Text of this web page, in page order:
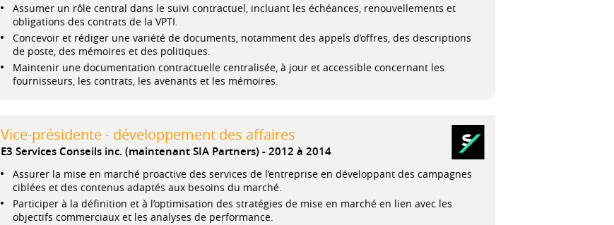
Assumer un rôle central dans le suivi contractuel, incluant les échéances, renouvellements et
obligations des contrats de la VPTI.
Concevoir et rédiger une variété de documents, notamment des appels d’offres, des descriptions
de poste, des mémoires et des politiques.
Maintenir une documentation contractuelle centralisée, à jour et accessible concernant les
fournisseurs, les contrats, les avenants et les mémoires.
Vice-présidente - développement des affaires
E3 Services Conseils inc. (maintenant SIA Partners) 2012 à 2014
Assurer la mise en marché proactive des services de l’entreprise en développant des campagnes
ciblées et des contenus adaptés aux besoins du marché.
Participer à la définition et à l’optimisation des stratégies de mise en marché en lien avec les
objectifs commerciaux et les analyses de performance.